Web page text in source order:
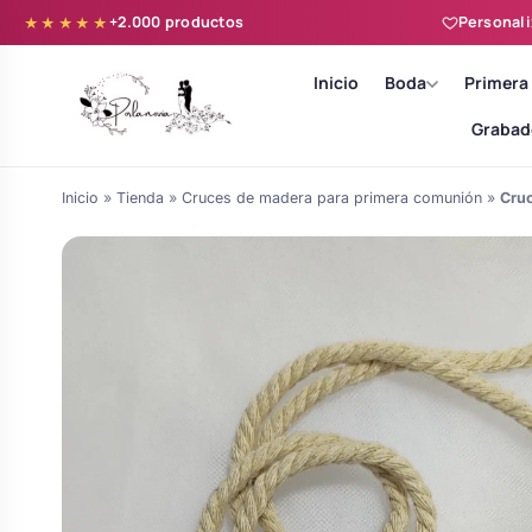
★★★★★+2.000 productos
Inicio Boda
Árboles de Huellas para Primera
Batas de comunión personalizadas
Inicio » Tienda » Cruces de madera para primera comunión »